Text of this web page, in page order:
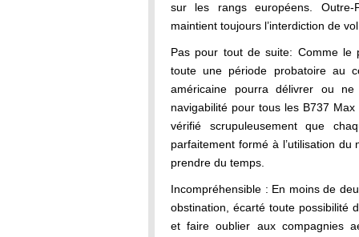
sur les rangs européens.
maintient toujours l’interdiction de
Pas pour tout de suite: Comme le
toute une période probatoire au
américaine pourra délivrer ou
navigabilité pour tous les B737
vérifié scrupuleusement que
parfaitement formé à l’utilisation
prendre du temps.
Incompréhensible : En moins de
obstination, écarté toute possibilité
et faire oublier aux compagnies